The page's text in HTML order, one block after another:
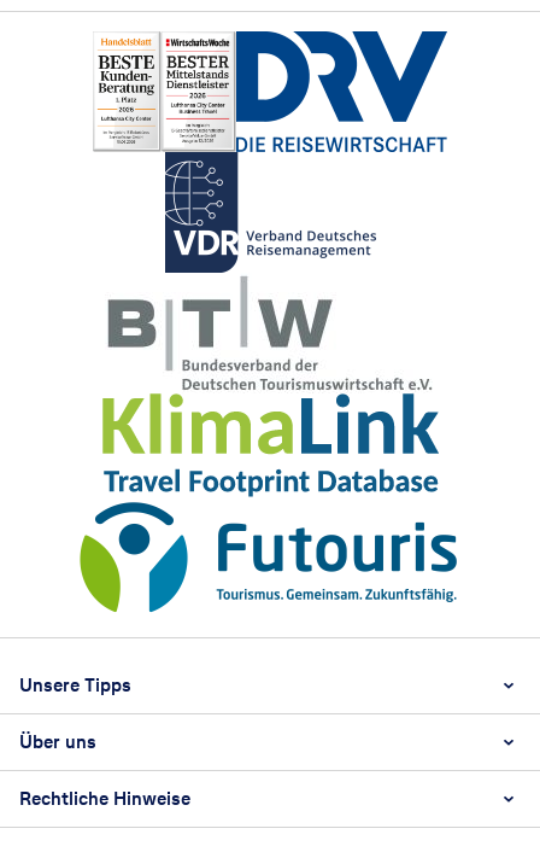
Unsere Tipps
Beste Reisezeit
Über uns
Karriere
Rechtliche Hinweise